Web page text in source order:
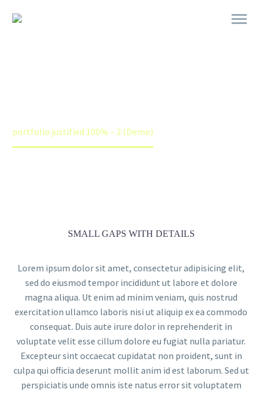
portfolio justified 100% – 2 (Demo)
SMALL GAPS WITH DETAILS
Lorem ipsum dolor sit amet, consectetur adipisicing elit,
sed do eiusmod tempor incididunt ut labore et dolore
magna aliqua. Ut enim ad minim veniam, quis nostrud
exercitation ullamco laboris nisi ut aliquip ex ea commodo
consequat. Duis aute irure dolor in reprehenderit in
voluptate velit esse cillum dolore eu fugiat nulla pariatur.
Excepteur sint occaecat cupidatat non proident, sunt in
culpa qui officia deserunt mollit anim id est laborum. Sed ut
perspiciatis unde omnis iste natus error sit voluptatem